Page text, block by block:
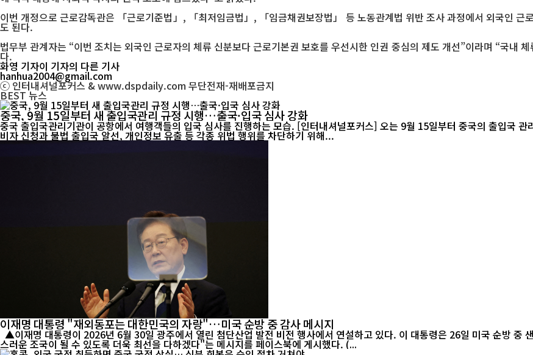
이번 개정으로 근로감독관은 「근로기준법」, 「최저임금법」, 「임금채권보장법」 등 노동관계법 위반 조사 과정에서 외국인
도 된다.
법무부 관계자는 “이번 조치는 외국인 근로자의 체류 신분보다 근로기본권 보호를 우선시한 인권 중심의 제도 개선”이라며 “국내
다.
화영 기자이 기자의 다른 기사
hanhua2004@gmail.com
ⓒ 인터내셔널포커스 & www.dspdaily.com 무단전재-재배포금지
BEST뉴스
중국, 9월 15일부터 새 출입국관리 규정 시행…출국·입국 심사 강화
중국 출입국관리기관이 공항에서 여행객들의 입국 심사를 진행하는 모습. [인터내셔널포커스] 오는 9월 15일부터 중국의 출입국 관리제도가 크게 달라진다. 중국 정부는 국민의 해외 안전을 강화하고 허위
비자 신청과 불법 출입국 알선, 개인정보 유출 등 각종 위법 행위를 차단하기 위해...
이재명 대통령 "재외동포는 대한민국의 자랑"…미국 순방 중 감사 메시지
스러운 조국이 될 수 있도록 더욱 최선을 다하겠다"는 메시지를 페이스북에 게시했다. (...